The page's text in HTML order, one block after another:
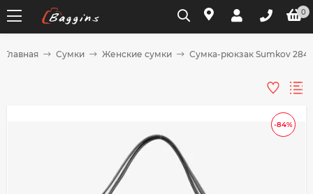
0
Главная Сумки Женские сумки Сумка-рюкзак Sumkov 284
-84%
на части
без переплат